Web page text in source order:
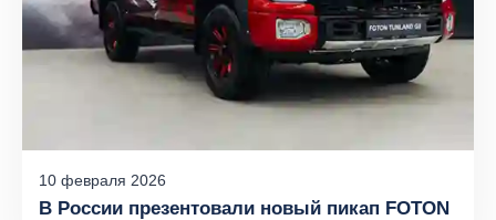
10 февраля 2026
В России презентовали новый пикап FOTON